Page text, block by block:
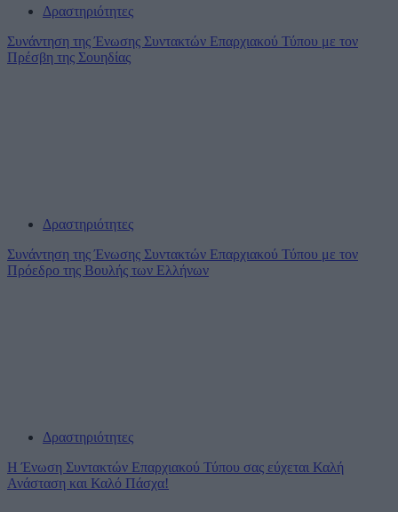
Δραστηριότητες
Συνάντηση της Ένωσης Συντακτών Επαρχιακού Τύπου με τον
Πρέσβη της Σουηδίας
Δραστηριότητες
Συνάντηση της Ένωσης Συντακτών Επαρχιακού Τύπου με τον
Πρόεδρο της Βουλής των Ελλήνων
Δραστηριότητες
Η Ένωση Συντακτών Επαρχιακού Τύπου σας εύχεται Καλή
Ανάσταση και Καλό Πάσχα!